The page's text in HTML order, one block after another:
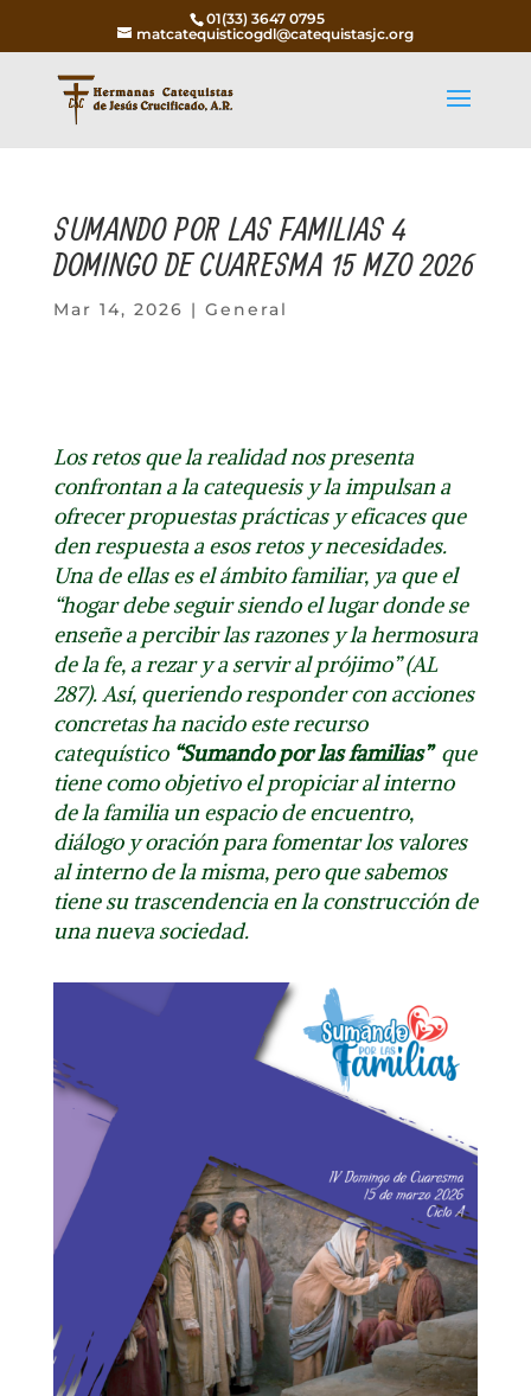
01(33) 3647 0795
matcatequisticogdl@catequistasjc.org
SUMANDO POR LAS FAMILIAS 4
DOMINGO DE CUARESMA 15 MZO 2026
Mar 14, 2026 | General
Los retos que la realidad nos presenta
confrontan a la catequesis y la impulsan a
ofrecer propuestas prácticas y eficaces que
den respuesta a esos retos y necesidades.
Una de ellas es el ámbito familiar, ya que el
“hogar debe seguir siendo el lugar donde se
enseñe a percibir las razones y la hermosura
de la fe, a rezar y a servir al prójimo” (AL
287). Así, queriendo responder con acciones
concretas ha nacido este recurso
catequístico “Sumando por las familias” que
tiene como objetivo elpropiciar al interno
de la familia un espacio de encuentro,
diálogo y oración para fomentar los valores
al interno de la misma, pero que sabemos
tiene su trascendencia en la construcción de
una nueva sociedad.